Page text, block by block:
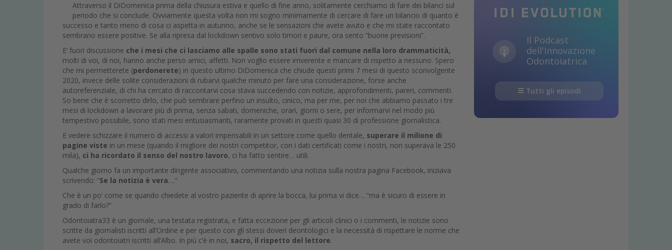
Attraverso il DiDomenica prima della chiusura estiva e quello di fine anno, solitamente cerchiamo di fare dei bilanci sul
periodo che si conclude. Ovviamente questa volta non mi sogno minimamente di cercare di fare un bilancio di quanto è
successo e tanto meno di cosa ci aspetta in autunno, anche se le sensazioni che avete avuto e che mi state raccontato
sembrano essere positive. Se alla ripresa dal lockdown sentivo solo timori e paure, ora sento “buone previsioni”.
E’ fuori discussione che i mesi che ci lasciamo alle spalle sono stati fuori dal comune nella loro drammaticità,
molti di voi, di noi, hanno anche perso amici, affetti. Non voglio essere irriverente e mancare di rispetto a nessuno. Spero
che mi permetterete (perdonerete) in questo ultimo DiDomenica che chiude questi primi 7 mesi di questo sconvolgente
2020, invece delle solite considerazioni di rubarvi qualche minuto per fare una considerazione, forse anche
autoreferenziale, di chi ha cercato di raccontarvi cosa stava succedendo con notizie, approfondimenti, pareri, commenti.
So bene che è scorretto dirlo, che può sembrare perfino un insulto, cinico, ma per me, per noi che abbiamo passato i tre
mesi di lockdown a lavorare più di prima, senza sabati, domeniche, orari, giorni o sere, per informarvi nel modo più
tempestivo possibile, sono stati mesi entusiasmanti, raramente provati in questi quasi 30 di professione giornalistica.
E vedere schizzare il numero di accessi a valori impensabili in un settore come quello dentale, superare il milione di
pagine viste in un mese (quando il migliore dei nostri competitor, con i dati certificati come i nostri, non superava le 250
mila), ci ha ricordato il senso del nostro lavoro, ci ha fatto sentire… utili.
Qualche giorno fa un importante dirigente associativo, commentando una notizia sulla nostra pagina Facebook, iniziava
scrivendo: “Se la notizia è vera….”
Che è un po’ come se quando chiedete al vostro paziente di aprire la bocca, lui prima vi dice… “ma è sicuro di essere in
grado di farlo?”
Odontoiatra33 è un giornale, una testata registrata, e fatta eccezione per gli articoli clinici o i commenti, le notizie sono
scritte da giornalisti iscritti all’Ordine e per questo con gli stessi doveri deontologici e la necessità di rispettare le norme che
avete voi odontoiatri iscritti all’Albo. In più c’è in noi, sacro, il rispetto del lettore.
Il Podcast
dell'Innovazione
Odontoiatrica
Tutti gli episodi